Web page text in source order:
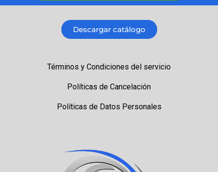
Descargar catálogo
Términos y Condiciones del servicio
Políticas de Cancelación
Políticas de Datos Personales